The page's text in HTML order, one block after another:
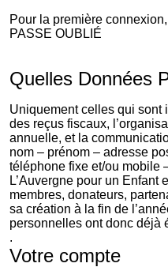
Pour la première
PASSE OUBLIÉ
Quelles Données
Uniquement celles qui sont
des reçus fiscaux,
annuelle, et la
nom – prénom – adresse
téléphone fixe et/ou mobile
L’Auvergne pour un Enfant
membres, donateurs,
sa création à la fin de
personnelles ont donc déjà
.
Votre compte